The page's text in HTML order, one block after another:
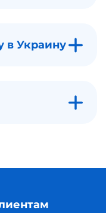
в Украину